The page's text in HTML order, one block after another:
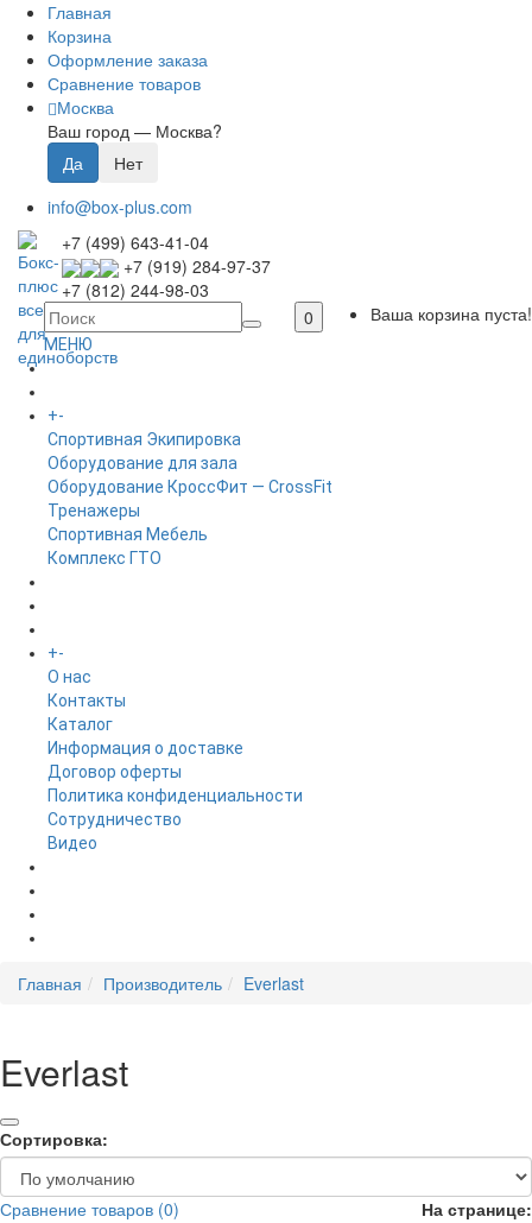
Главная
Корзина
Оформление заказа
Сравнение товаров
Москва
Ваш город — Москва?
info@box-plus.com
+7 (499) 643-41-04
+7 (919) 284-97-37
+7 (812) 244-98-03
0
Ваша корзина пуста!
МЕНЮ
ГЛАВНАЯ
+-
Спортивная Экипировка
Оборудование для зала
Оборудование КроссФит — CrossFit
Тренажеры
Спортивная Мебель
Комплекс ГТО
+-
O нас
Контакты
Каталог
Информация о доставке
Договор оферты
Политика конфиденциальности
Сотрудничество
Видео
Главная Производитель Everlast
Everlast
Сортировка:
На странице:
Сравнение товаров (0)